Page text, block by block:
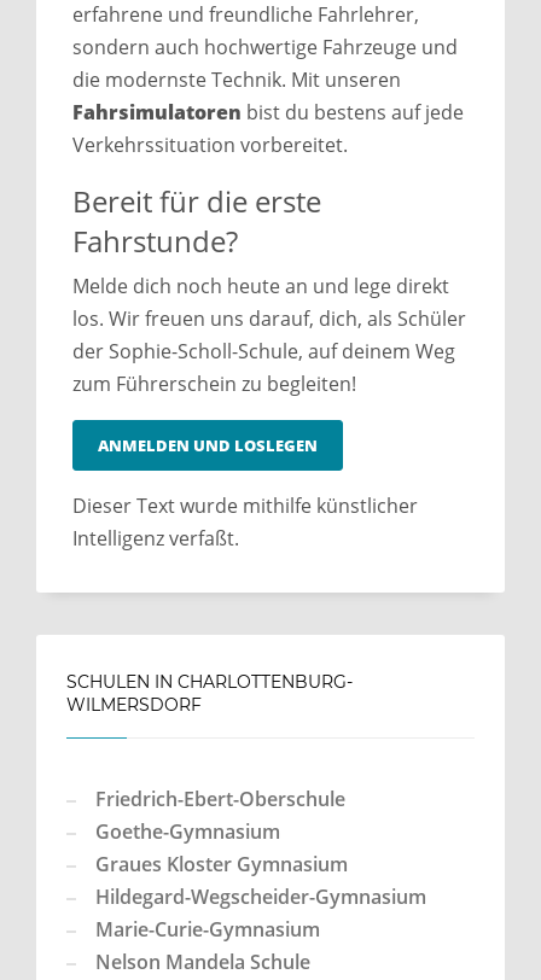
erfahrene und freundliche Fahrlehrer,
sondern auch hochwertige Fahrzeuge und
die modernste Technik. Mit unseren
Fahrsimulatoren bist du bestens auf jede
Verkehrssituation vorbereitet.
Bereit für die erste
Fahrstunde?
Melde dich noch heute an und lege direkt
los. Wir freuen uns darauf, dich, als Schüler
der Sophie-Scholl-Schule, auf deinem Weg
zum Führerschein zu begleiten!
ANMELDEN UND LOSLEGEN
Dieser Text wurde mithilfe künstlicher
Intelligenz verfaßt.
SCHULEN IN CHARLOTTENBURG-
WILMERSDORF
Friedrich-Ebert-Oberschule
Goethe-Gymnasium
Graues Kloster Gymnasium
Hildegard-Wegscheider-Gymnasium
Marie-Curie-Gymnasium
Nelson Mandela Schule